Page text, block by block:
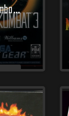
Mortal Kombat 3